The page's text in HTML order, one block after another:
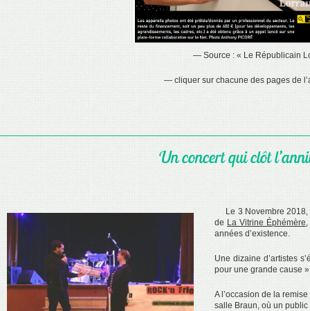
— Source : « Le Républicain
— cliquer sur chacune des pages de
Un concert qui clôt
Le 3 Novembre 2018,
de La Vitrine Éphémère
années d’existence.
Une dizaine d’artistes
pour une grande cause
A l’occasion de la
salle Braun, où un